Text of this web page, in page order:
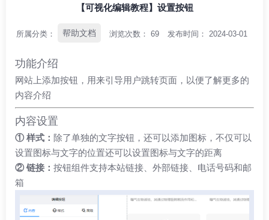
【可视化编辑教程】设置按钮
所属分类： 帮助文档 浏览次数： 69 发布时间： 2024-03-01
功能介绍
网站上添加按钮，用来引导用户跳转页面，以便了解更多的
内容介绍
内容设置
① 样式： 除了单独的文字按钮，还可以添加图标，不仅可以
设置图标与文字的位置还可以设置图标与文字的距离
② 链接： 按钮组件支持本站链接、外部链接、电话号码和邮
箱